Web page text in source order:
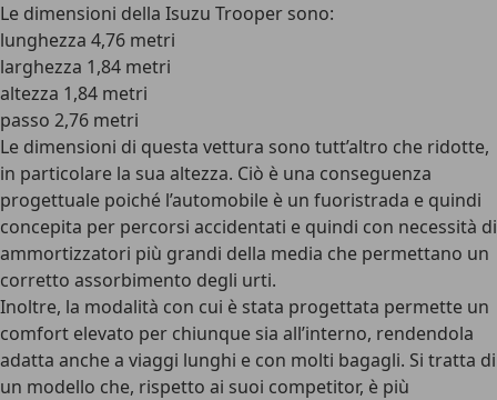
Le dimensioni della Isuzu Trooper sono:
lunghezza 4,76 metri
larghezza 1,84 metri
altezza 1,84 metri
passo 2,76 metri
Le dimensioni di questa vettura sono tutt’altro che ridotte,
in particolare la sua altezza. Ciò è una conseguenza
progettuale poiché l’automobile è un fuoristrada e quindi
concepita per percorsi accidentati e quindi con necessità di
ammortizzatori più grandi della media che permettano un
corretto assorbimento degli urti.
Inoltre, la modalità con cui è stata progettata permette un
comfort elevato per chiunque sia all’interno, rendendola
adatta anche a viaggi lunghi e con molti bagagli. Si tratta di
un modello che, rispetto ai suoi competitor, è più